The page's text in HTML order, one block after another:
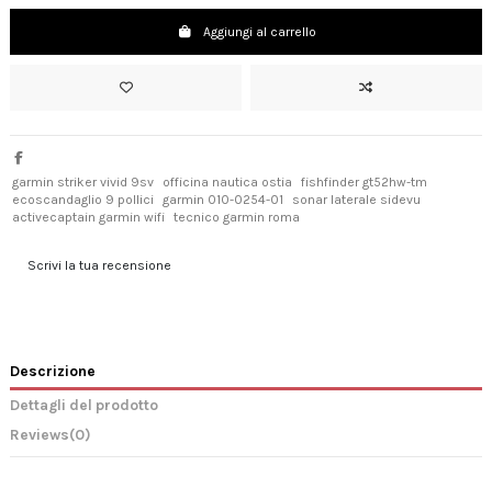
Aggiungi al carrello
garmin striker vivid 9sv officina nautica ostia
fishfinder gt52hw-tm
ecoscandaglio 9 pollici garmin 010-0254-01
sonar laterale sidevu
activecaptain garmin wifi tecnico garmin roma
Scrivi la tua recensione
Descrizione
Dettagli del prodotto
Reviews(0)